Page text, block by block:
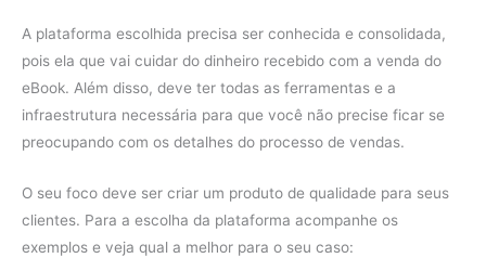
A plataforma escolhida precisa ser conhecida e consolidada,
pois ela que vai cuidar do dinheiro recebido com a venda do
eBook. Além disso, deve ter todas as ferramentas e a
infraestrutura necessária para que você não precise ficar se
preocupando com os detalhes do processo de vendas.
O seu foco deve ser criar um produto de qualidade para seus
clientes. Para a escolha da plataforma acompanhe os
exemplos e veja qual a melhor para o seu caso: